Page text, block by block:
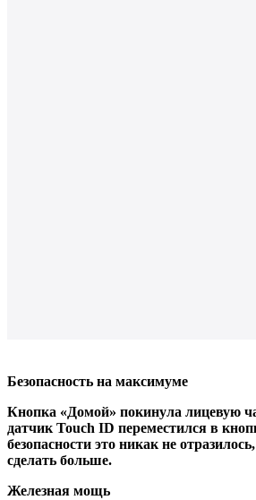
Безопасность на максимуме
Кнопка «Домой» покинула лицевую
датчик Touch ID переместился в
безопасности это никак не
сделать больше.
Железная мощь